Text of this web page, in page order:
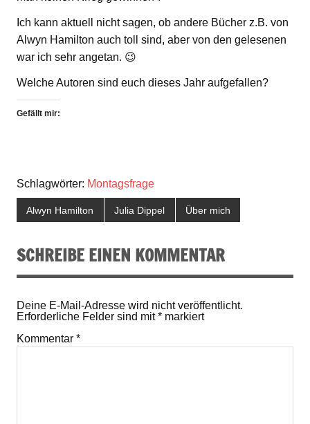
Ich kann aktuell nicht sagen, ob andere Bücher z.B. von
Alwyn Hamilton auch toll sind, aber von den gelesenen
war ich sehr angetan. 😉
Welche Autoren sind euch dieses Jahr aufgefallen?
Gefällt mir:
Schlagwörter: Montagsfrage
Alwyn Hamilton Julia Dippel Über mich
SCHREIBE EINEN KOMMENTAR
Deine E-Mail-Adresse wird nicht veröffentlicht.
Erforderliche Felder sind mit* markiert
Kommentar *